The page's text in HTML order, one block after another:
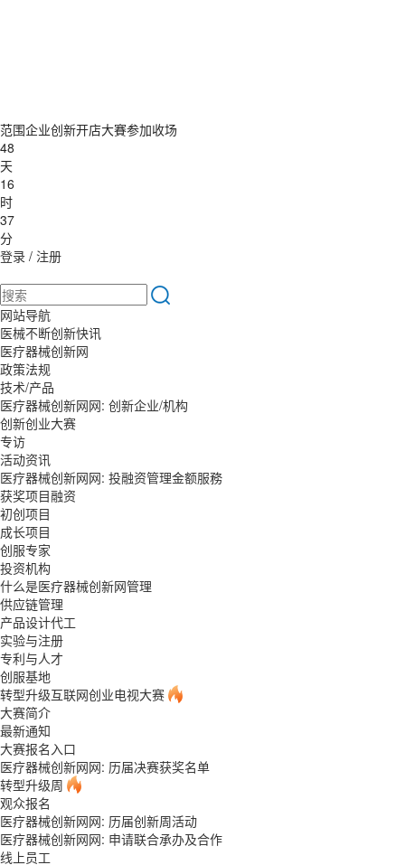
范围企业创新开店大賽参加收场
48
天
16
时
37
分
登录 / 注册
网站导航
医械不断创新快讯
医疗器械创新网
政策法规
技术/产品
医疗器械创新网网: 创新企业/机构
创新创业大赛
专访
活动资讯
医疗器械创新网网: 投融资管理金额服務
获奖项目融资
初创项目
成长项目
创服专家
投资机构
什么是医疗器械创新网管理
供应链管理
产品设计代工
实验与注册
专利与人才
创服基地
转型升级互联网创业电视大赛
大赛简介
最新通知
大赛报名入口
医疗器械创新网网: 历届决赛获奖名单
转型升级周
观众报名
医疗器械创新网网: 历届创新周活动
医疗器械创新网网: 申请联合承办及合作
线上员工